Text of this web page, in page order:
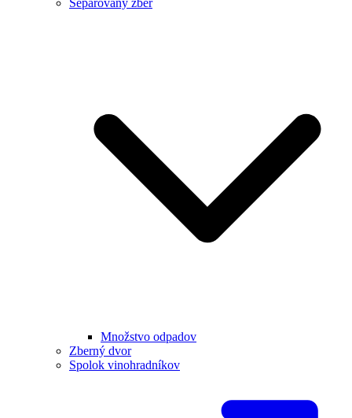
Separovaný zber
Množstvo odpadov
Zberný dvor
Spolok vinohradníkov